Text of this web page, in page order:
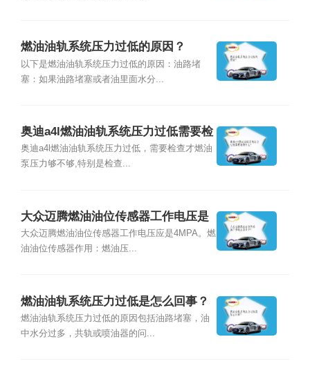
燃油油轨系统压力过低的原因？
以下是燃油油轨系统压力过低的原因：油路堵
塞：如果油路堵塞或者油里面水分...
奥迪a4l燃油油轨系统压力过低需要检
查什么？
奥迪a4l燃油油轨系统压力过低，需要检查才燃油
泵压力够不够,特别是检查...
大众迈腾燃油油位传感器工作电压是
多少？
大众迈腾燃油油位传感器工作电压应是4MPA。燃
油油位传感器作用：燃油压...
燃油油轨系统压力过低是怎么回事？
燃油油轨系统压力过低的原因包括油路堵塞，油
中水分过多，共轨或喷油器的问...